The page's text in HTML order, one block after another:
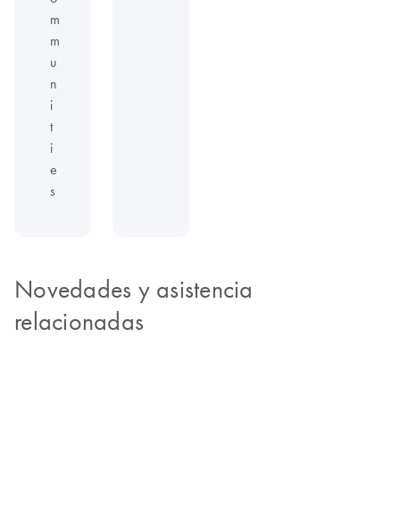
m
m
u
n
i
t
i
e
s
Novedades y asistencia
relacionadas